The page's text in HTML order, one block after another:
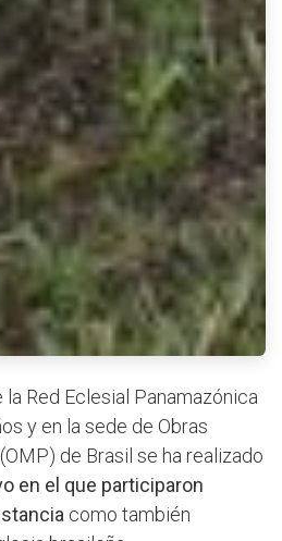
Red Eclesial Panamazónica
y en la sede de Obras
de Brasil se ha realizado
en el que participaron
como también